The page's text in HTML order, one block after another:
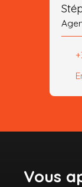
Vous